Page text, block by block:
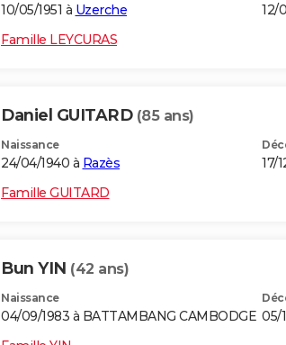
10/05/1951 à Uzerche 12/
Famille LEYCURAS
Daniel GUITARD (85 ans)
Naissance
24/04/1940 à Razès 17/
Famille GUITARD
Bun YIN (42 ans)
Naissance
04/09/1983 à BATTAMBANG CAMBODGE 05/